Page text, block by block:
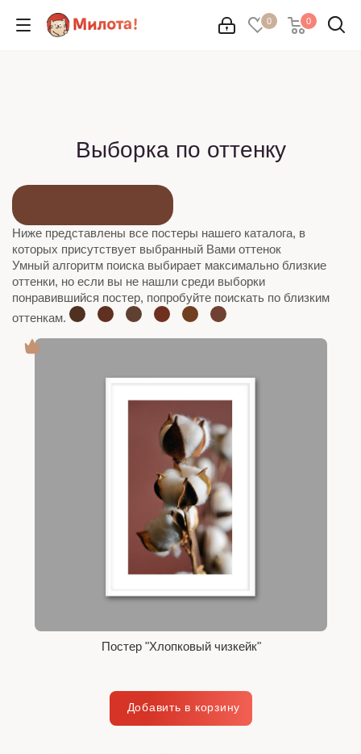
0 0
Выборка по оттенку
Ниже представлены все постеры нашего каталога, в
которых присутствует выбранный Вами оттенок
Умный алгоритм поиска выбирает максимально близкие
оттенки, но если вы не нашли среди выборки
понравившийся постер, попробуйте поискать по близким
оттенкам.
Постер "Хлопковый чизкейк"